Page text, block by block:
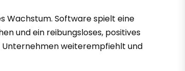
Wachstum. Software spielt eine
und ein reibungsloses, positives
Unternehmen weiterempfiehlt und